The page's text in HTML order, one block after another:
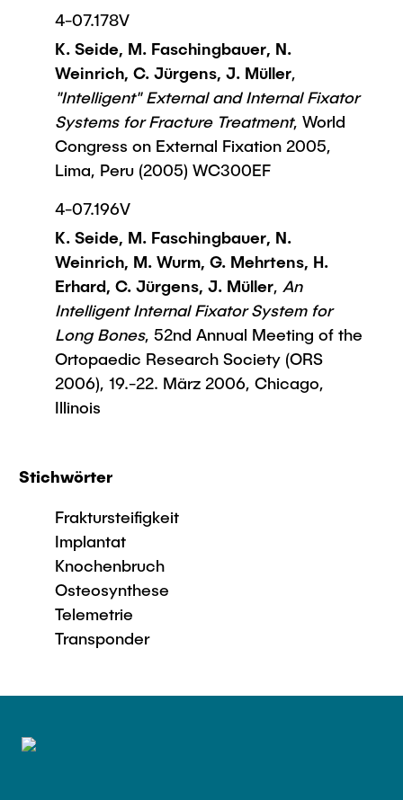
4-07.178V
K. Seide, M. Faschingbauer, N.
Weinrich, C. Jürgens, J. Müller,
"Intelligent" External and Internal Fixator
Systems for Fracture Treatment, World
Congress on External Fixation 2005,
Lima, Peru (2005) WC300EF
4-07.196V
K. Seide, M. Faschingbauer, N.
Weinrich, M. Wurm, G. Mehrtens, H.
Erhard, C. Jürgens, J. Müller, An
Intelligent Internal Fixator System for
Long Bones, 52nd Annual Meeting of the
Ortopaedic Research Society (ORS
2006), 19.-22. März 2006, Chicago,
Illinois
Stichwörter
Fraktursteifigkeit
Implantat
Knochenbruch
Osteosynthese
Telemetrie
Transponder